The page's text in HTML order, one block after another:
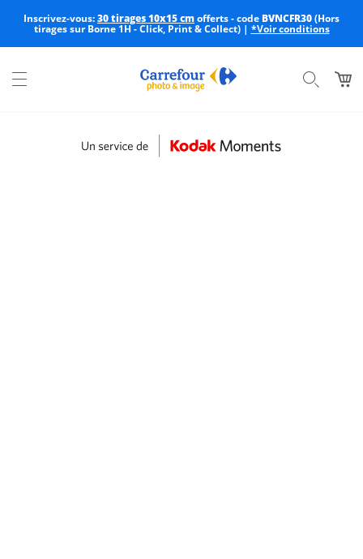
Inscrivez-vous:30 tirages 10x15 cmofferts - code BVNCFR30(Hors
tirages sur Borne 1H - Click, Print & Collect) | *Voir conditions
Menu compte
Connexion